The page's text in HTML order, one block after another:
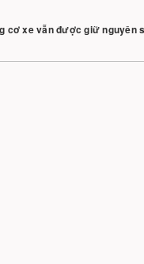
cơ xe vẫn được giữ nguyên